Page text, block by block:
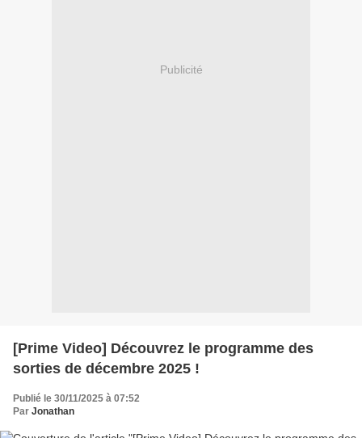
Publicité
[Prime Video] Découvrez le programme des
sorties de décembre 2025 !
Publié le 30/11/2025 à 07:52
Par Jonathan